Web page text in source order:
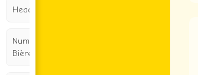
Headbands
Numéro de
Bière